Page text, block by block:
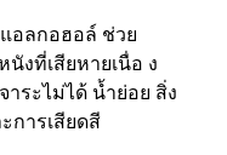
อลกอฮอล์ ช่วย
งที่เสียหายเนื่อ ง
ระไม่ได้ น้ำย่อย สิ่ง
การเสียดสี